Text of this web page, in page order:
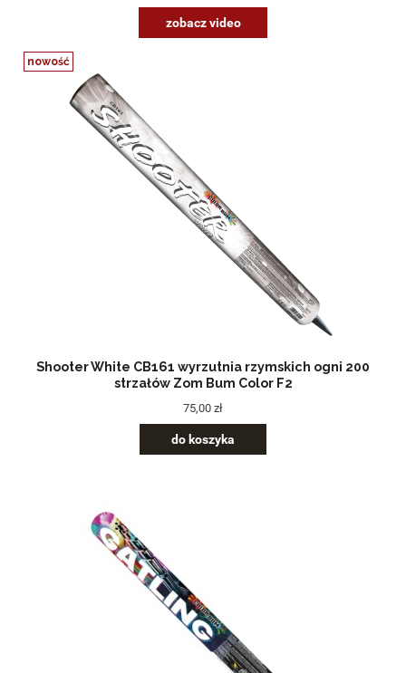
zobacz video
Shooter White CB161 wyrzutnia rzymskich ogni 200
strzałów Zom Bum Color F2
75,00 zł
do koszyka
nowość